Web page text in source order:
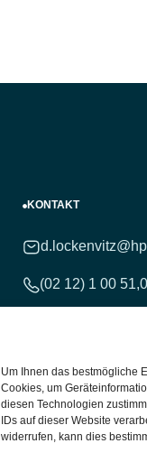
Um Ihnen das bestmögliche
Cookies, um
diesen Technologien
IDs auf dieser Website
widerrufen, kann dies
KONTAKT
(02 12) 1 00 51,